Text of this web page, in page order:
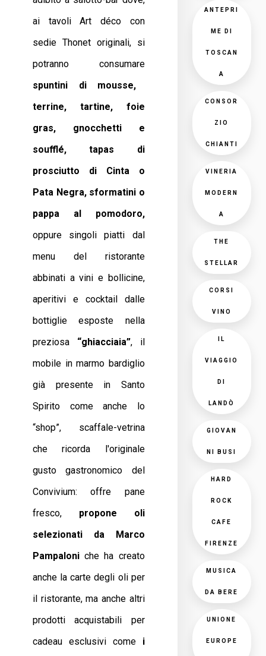
ai tavoli Art déco con
sedie Thonet originali, si
potranno consumare
spuntini di mousse,
terrine, tartine, foie
gras, gnocchetti e
soufflé,
tapas di
prosciutto di Cinta o
Pata Negra, sformatini o
pappa al pomodoro,
oppure singoli piatti dal
menu del ristorante
abbinati a vini e bollicine,
aperitivi e cocktail dalle
bottiglie esposte nella
preziosa “ghiacciaia”, il
mobile in marmo bardiglio
già presente in Santo
Spirito come anche lo
“shop”, scaffale-vetrina
che ricorda l'originale
gusto gastronomico del
Convivium: offre pane
fresco, propone oli
selezionati da Marco
Pampaloniche ha creato
anche la carte degli oli per
il ristorante, ma anche altri
prodotti acquistabili per
cadeau esclusivi come i
ANTEPRI
ME DI
TOSCAN
A
CONSOR
ZIO
CHIANTI
VINERIA
MODERN
A
THE
STELLAR
CORSI
VINO
IL
VIAGGIO
DI
LANDÒ
GIOVAN
NI BUSI
HARD
ROCK
CAFE
FIRENZE
MUSICA
DA BERE
UNIONE
EUROPE